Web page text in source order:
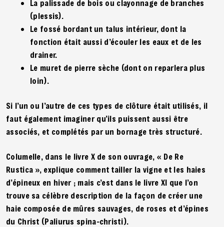
La palissade de bois ou clayonnage de branches
(plessis).
Le fossé bordant un talus intérieur, dont la
fonction était aussi d’écouler les eaux et de les
drainer.
Le muret de pierre sèche (dont on reparlera plus
loin).
Si l’un ou l’autre de ces types de clôture était utilisés, il
faut également imaginer qu’ils puissent aussi être
associés, et complétés par un bornage très structuré.
Columelle, dans le livre X de son ouvrage, « De Re
Rustica », explique comment tailler la vigne et les haies
d’épineux en hiver ; mais c’est dans le livre XI que l’on
trouve sa célèbre description de la façon de créer une
haie composée de mûres sauvages, de roses et d’épines
du Christ (Paliurus spina-christi).